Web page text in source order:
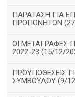
ΠΑΡΑΤΑΣΗ ΓΙΑ
ΠΡΟΠΟΝΗΤΩΝ
ΟΙ ΜΕΤΑΓΡΑΦΕΣ
2022-23 (15/12/
ΠΡΟΫΠΟΘΕΣΕΙΣ
ΣΥΜΒΟΥΛΟΥ (9/